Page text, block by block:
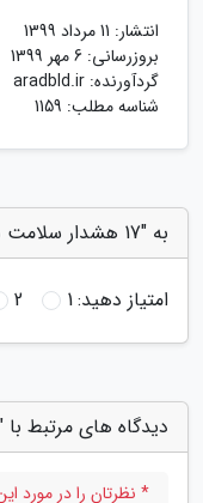
انتشار: 11 مرداد 1399
بروزرسانی: 6 مهر 1399
گردآورنده: aradbld.ir
شناسه مطلب: 1159
به "17 هشدار سلامت در چشم!" امتیاز دهید
امتیاز دهید:1
2
دیدگاه های مرتبط با "17 هشدار سلامت در
* نظرتان را در مورد